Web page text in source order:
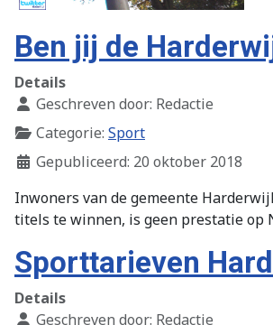
Ben jij de
Details
Geschreven door: Redactie
Categorie: Sport
Gepubliceerd: 20 oktober 2018
Inwoners van de gemeente
titels te winnen, is geen prestatie op
Sporttarieven
Details
Geschreven door: Redactie